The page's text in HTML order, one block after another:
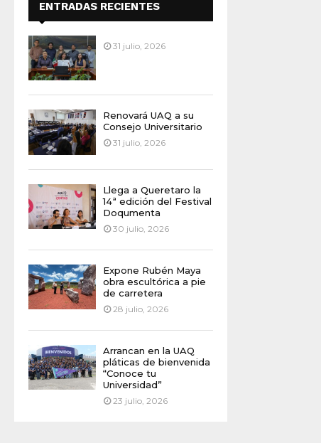
ENTRADAS RECIENTES
31 julio, 2026
Renovará UAQ a su
Consejo Universitario
31 julio, 2026
Llega a Queretaro la
14ª edición del Festival
Doqumenta
30 julio, 2026
Expone Rubén Maya
obra escultórica a pie
de carretera
28 julio, 2026
Arrancan en la UAQ
pláticas de bienvenida
“Conoce tu
Universidad”
23 julio, 2026